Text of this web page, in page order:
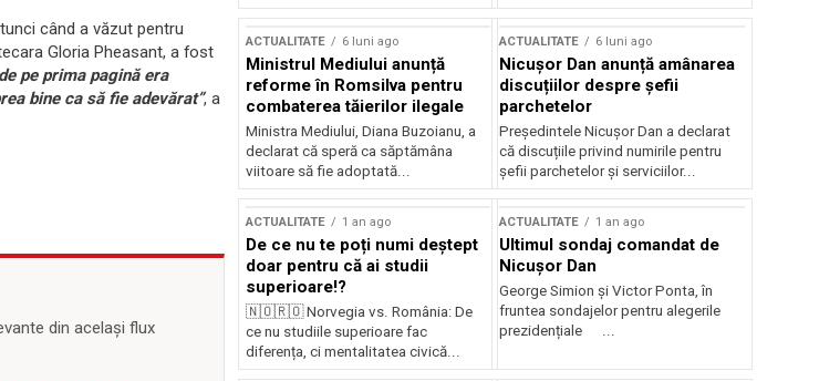
când a văzut pentru
Gloria Pheasant, a fost
pe prima pagină era
bine ca să fie adevărat”, a
din același flux
ACTUALITATE 6 luni ago
Ministrul Mediului anunță
reforme în Romsilva pentru
combaterea tăierilor ilegale
Ministra Mediului, Diana Buzoianu, a
declarat că speră ca săptămâna
viitoare să fie adoptată...
ACTUALITATE 6 luni ago
Nicușor Dan anunță amânarea
discuțiilor despre șefii
parchetelor
Președintele Nicușor Dan a declarat
că discuțiile privind numirile pentru
șefii parchetelor și serviciilor...
ACTUALITATE 1 an ago
De ce nu te poți numi deștept
doar pentru că ai studii
superioare!?
🇳🇴🇷🇴 Norvegia vs. România: De
ce nu studiile superioare fac
diferența, ci mentalitatea civică...
ACTUALITATE 1 an ago
Ultimul sondaj comandat de
Nicușor Dan
George Simion și Victor Ponta, în
fruntea sondajelor pentru alegerile
prezidențiale ...